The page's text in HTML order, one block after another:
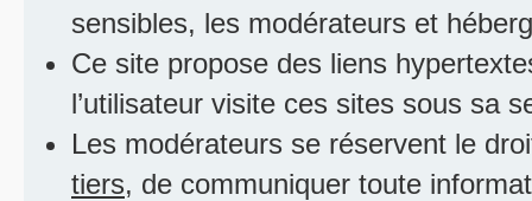
sensibles, les modérateurs et
Ce site propose des liens
l’utilisateur visite ces sites sous sa
Les modérateurs se réservent le
tiers, de communiquer toute